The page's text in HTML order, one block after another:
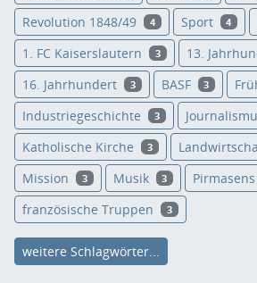
Revolution 1848/49 4 Sport 4
1. FC Kaiserslautern 3 13.
16. Jahrhundert 3 BASF 3
Industriegeschichte 3
Katholische Kirche 3
Mission 3 Musik 3 Pirmasens
französische Truppen 3
weitere Schlagwörter...